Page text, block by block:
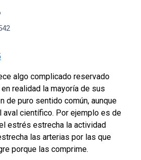
algo complicado reservado
realidad la mayoría de sus
de puro sentido común, aunque
aval científico. Por ejemplo es de
estrés estrecha la actividad
las arterias por las que
porque las comprime.